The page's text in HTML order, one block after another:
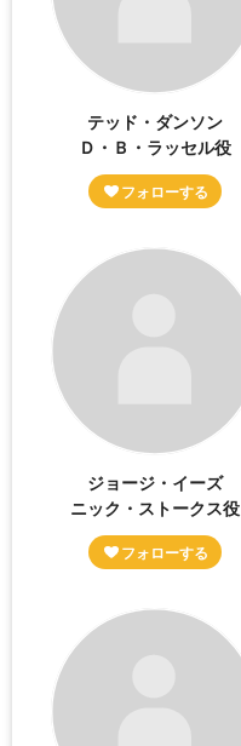
テッド・ダンソン
Ｄ・Ｂ・ラッセル役
ジョージ・イーズ
ニック・ストークス役